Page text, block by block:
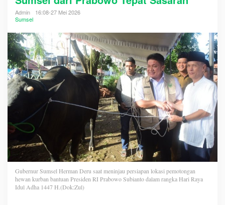
Admin
16:08-27 Mei 2026
Sumsel
Gubernur Sumsel Herman Deru saat meninjau persiapan lokasi pemotongan
hewan kurban bantuan Presiden RI Prabowo Subianto dalam rangka Hari Raya
Idul Adha 1447 H.(Dok:Zul)